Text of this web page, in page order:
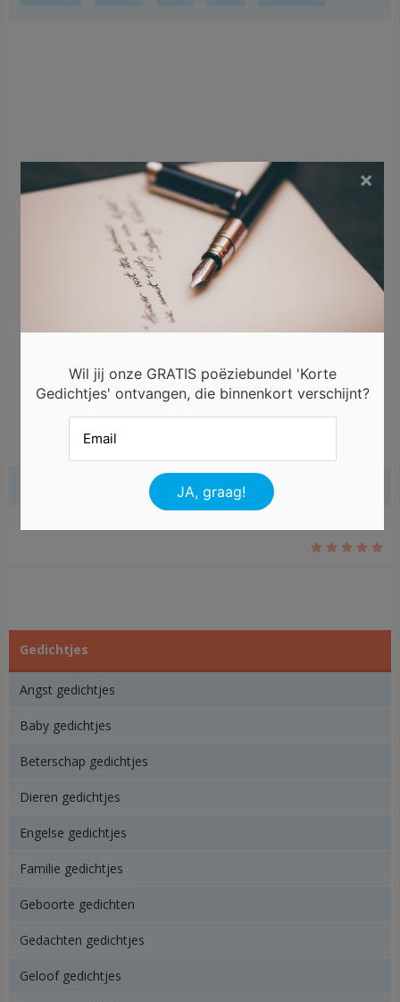
Gerelateerde gedichten
Gedichtjes
Angst gedichtjes
Baby gedichtjes
Beterschap gedichtjes
Dieren gedichtjes
Engelse gedichtjes
Familie gedichtjes
Geboorte gedichten
Gedachten gedichtjes
Geloof gedichtjes
Wil jij onze GRATIS poëziebundel 'Korte
Gedichtjes' ontvangen, die binnenkort verschijnt?
×